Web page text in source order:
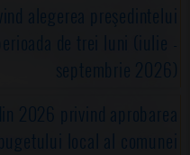
alegerea preşedintelui
de trei luni (iulie -
septembrie 2026)
2026 privind aprobarea
local al comunei